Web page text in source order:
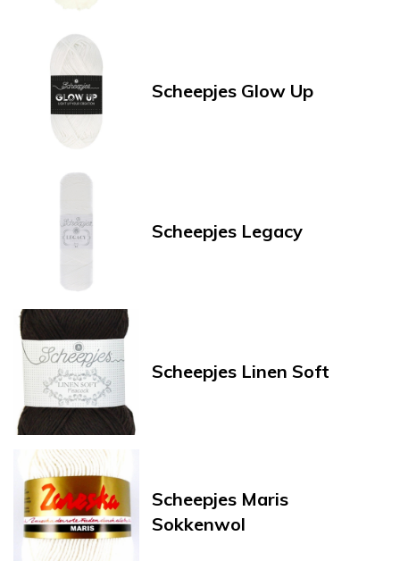
Scheepjes Glow Up
Scheepjes Legacy
Scheepjes Linen Soft
Scheepjes Maris
Sokkenwol